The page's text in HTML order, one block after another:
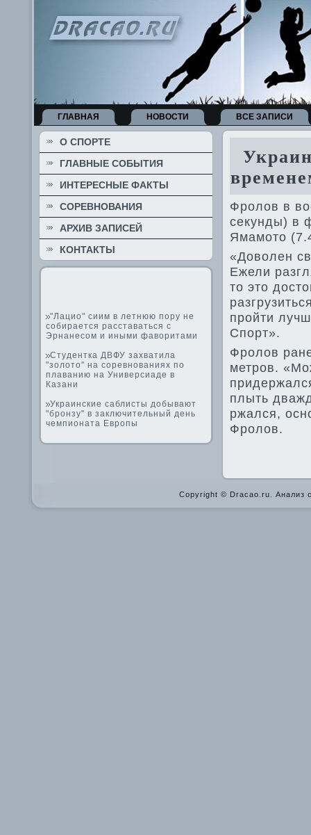
ГЛАВНАЯ НОВОСТИ ВСЕ ЗАПИСИ
О СПОРТЕ
ГЛАВНЫЕ СОБЫТИЯ
ИНТЕРЕСНЫЕ ФАКТЫ
СОРЕВНОВАНИЯ
АРХИВ ЗАПИСЕЙ
КОНТАКТЫ
"Лацио" сиим в летнюю пору не
собирается расставаться с
Эрнанесом и иными фаворитами
Студентка ДВФУ захватила
"золото" на соревнованиях по
плаванию на Универсиаде в
Казани
Украинские саблисты добывают
"бронзу" в заключительный день
чемпионата Европы
Фролов в
секунды) в
Ямамото
«Доволен
Ежели
то это
пройти
Спорт».
Фролов
метров.
плыть
ржался,
Фролов.
Copyright © Dracao.ru. Анализ